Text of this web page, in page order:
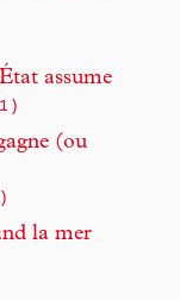
assume
(ou
la mer